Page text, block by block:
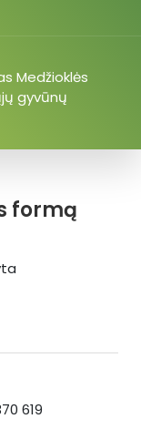
formą
Medžioklės
gyvūnų
619